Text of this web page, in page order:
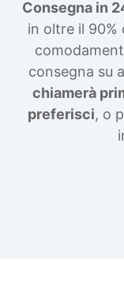
Consegna in
in oltre il 90%
consegna su
chiamerà
preferisci, o